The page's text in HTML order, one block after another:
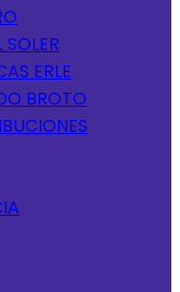
ERLE
BROTO